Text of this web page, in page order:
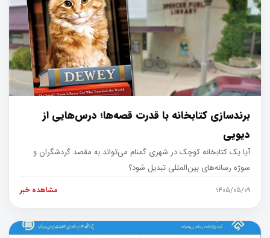
برندسازی کتابخانه با قدرت قصه‌ها؛ درس‌هایی از
دیویی
آیا یک کتابخانه کوچک در شهری گمنام می‌تواند به مقصد گردشگران و
سوژه رسانه‌های بین‌المللی تبدیل شود؟
۱۴۰۵/۰۵/۰۹ مشاهده خبر